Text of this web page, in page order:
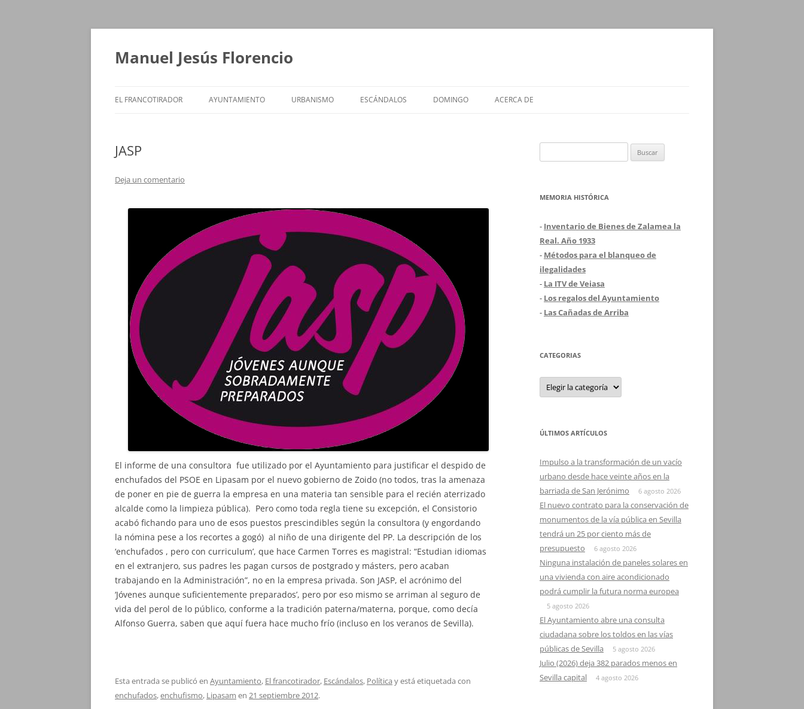
Saltar
Manuel Jesús Florencio
EL FRANCOTIRADOR AYUNTAMIENTO URBANISMO ESCÁNDALOS DOMINGO ACERCA DE
JASP
Deja un comentario
El informe de una consultora fue utilizado por el Ayuntamiento para justificar el despido de
enchufados del PSOE en Lipasam por el nuevo gobierno de Zoido (no todos, tras la amenaza
de poner en pie de guerra la empresa en una materia tan sensible para el recién aterrizado
alcalde como la limpieza pública). Pero como toda regla tiene su excepción, el Consistorio
acabó fichando para uno de esos puestos prescindibles según la consultora (y engordando
la nómina pese a los recortes a gogó) al niño de una dirigente del PP. La descripción de los
‘enchufados , pero con curriculum’, que hace Carmen Torres es magistral: “Estudian idiomas
en el extranjero, sus padres les pagan cursos de postgrado y másters, pero acaban
trabajando en la Administración”, no en la empresa privada. Son JASP, el acrónimo del
‘Jóvenes aunque suficientemente preparados’, pero por eso mismo se arriman al seguro de
vida del perol de lo público, conforme a la tradición paterna/materna, porque, como decía
Alfonso Guerra, saben que aquí fuera hace mucho frío (incluso en los veranos de Sevilla).
Esta entrada se publicó en Ayuntamiento, El francotirador, Escándalos, Política y está etiquetada con
enchufados,enchufismo, Lipasam en 21 septiembre 2012.
MEMORIA HISTÓRICA
- Inventario de Bienes de Zalamea la
Real. Año 1933
- Métodos para el blanqueo de
ilegalidades
- La ITV de Veiasa
- Los regalos del Ayuntamiento
- Las Cañadas de Arriba
CATEGORIAS
Categorias
ÚLTIMOS ARTÍCULOS
Impulso a la transformación de un vacío
urbano desde hace veinte años en la
barriada de San Jerónimo
6 agosto 2026
El nuevo contrato para la conservación de
monumentos de la vía pública en Sevilla
tendrá un 25 por ciento más de
presupuesto
6 agosto 2026
Ninguna instalación de paneles solares en
una vivienda con aire acondicionado
podrá cumplir la futura norma europea
5 agosto 2026
El Ayuntamiento abre una consulta
ciudadana sobre los toldos en las vías
públicas de Sevilla
5 agosto 2026
Julio (2026) deja 382 parados menos en
Sevilla capital
4 agosto 2026